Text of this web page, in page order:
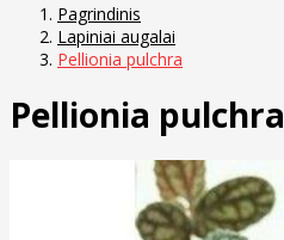
Pagrindinis
Lapiniai augalai
Pellionia pulchra
Pellionia pulchra